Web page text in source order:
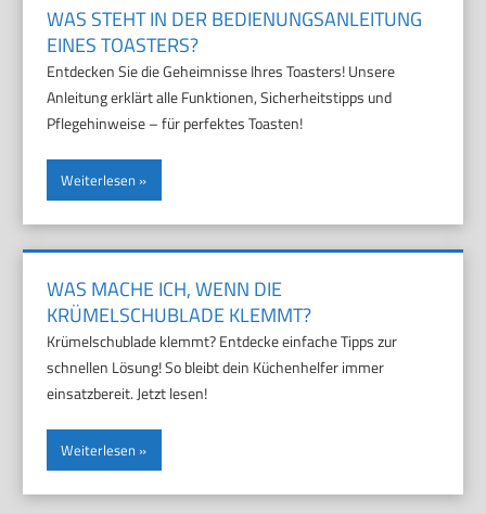
WAS STEHT IN DER BEDIENUNGSANLEITUNG
EINES TOASTERS?
Entdecken Sie die Geheimnisse Ihres Toasters! Unsere
Anleitung erklärt alle Funktionen, Sicherheitstipps und
Pflegehinweise – für perfektes Toasten!
Weiterlesen
WAS MACHE ICH, WENN DIE
KRÜMELSCHUBLADE KLEMMT?
Krümelschublade klemmt? Entdecke einfache Tipps zur
schnellen Lösung! So bleibt dein Küchenhelfer immer
einsatzbereit. Jetzt lesen!
Weiterlesen